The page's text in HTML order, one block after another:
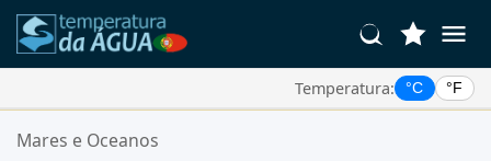
Temperatura: °C °F
Suas Localizações Favoritas:
Mares e Oceanos